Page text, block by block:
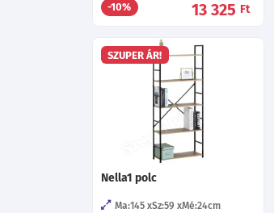
-10% 13 325 Ft
SZUPER ÁR!
Nella1 polc
Ma:145 Sz:59 Mé:24cm